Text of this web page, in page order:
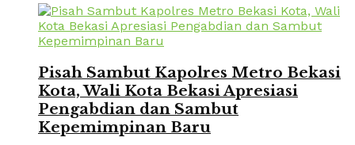
Pisah Sambut Kapolres Metro Bekasi
Kota, Wali Kota Bekasi Apresiasi
Pengabdian dan Sambut
Kepemimpinan Baru